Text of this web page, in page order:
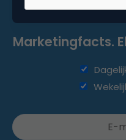
Marketingfacts.